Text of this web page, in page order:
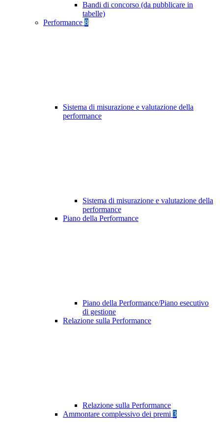
Bandi di concorso (da pubblicare in
tabelle)
Performance 8
Sistema di misurazione e valutazione della
performance
Sistema di misurazione e valutazione della
performance
Piano della Performance
Piano della Performance/Piano esecutivo
di gestione
Relazione sulla Performance
Relazione sulla Performance
Ammontare complessivo dei premi 3